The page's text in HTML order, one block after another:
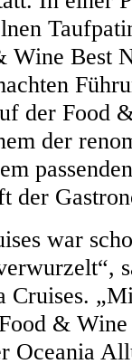
Wine Best
der Food
der
der
war
&
Oceania